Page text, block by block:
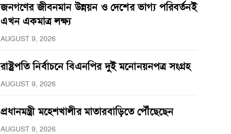
জনগণের জীবনমান উন্নয়ন ও দেশের ভাগ্য পরিবর্তনই
এখন একমাত্র লক্ষ্য
AUGUST 9, 2026
রাষ্ট্রপতি নির্বাচনে বিএনপির দুই মনোনয়নপত্র সংগ্রহ
AUGUST 9, 2026
প্রধানমন্ত্রী মহেশখালীর মাতারবাড়িতে পৌঁছেছেন
AUGUST 9, 2026